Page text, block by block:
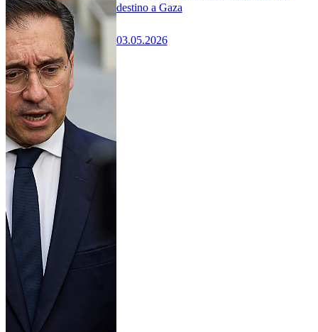
destino a Gaza
03.05.2026